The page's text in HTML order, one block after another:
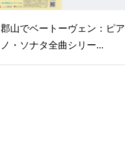
郡山でベートーヴェン：ピア
ノ・ソナタ全曲シリー...